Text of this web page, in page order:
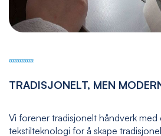
TRADISJONELT, MEN
Vi forener tradisjonelt håndverk med
tekstilteknologi for å skape